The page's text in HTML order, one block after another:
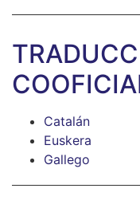
Catalán
Euskera
Gallego